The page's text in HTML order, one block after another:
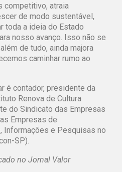
competitivo, atraia
de modo sustentável,
toda a ideia do Estado
nosso avanço. Isso não se
de tudo, ainda majora
caminhar rumo ao
é contador, presidente da
Renova de Cultura
do Sindicato das Empresas
Empresas de
Informações e Pesquisas no
SP).
no Jornal Valor